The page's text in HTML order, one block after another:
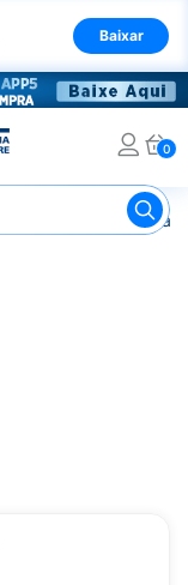
Baixar
0